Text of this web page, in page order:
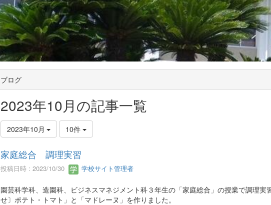
ブログ
2023年10月の記事一覧
2023年10月 10件
家庭総合 調理実習
投稿日時 : 2023/10/30 学校サイト管理者
園芸科学科、造園科、ビジネスマネジメント科３年生の「家庭総合」の授業で調理
せ〕ポテト・トマト」と「マドレーヌ」を作りました。